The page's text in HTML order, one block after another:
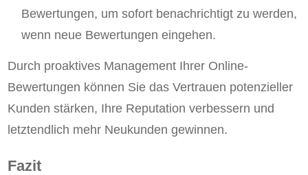
Bewertungen, um sofort benachrichtigt zu werden,
wenn neue Bewertungen eingehen.
Durch proaktives Management Ihrer Online-
Bewertungen können Sie das Vertrauen potenzieller
Kunden stärken, Ihre Reputation verbessern und
letztendlich mehr Neukunden gewinnen.
Fazit